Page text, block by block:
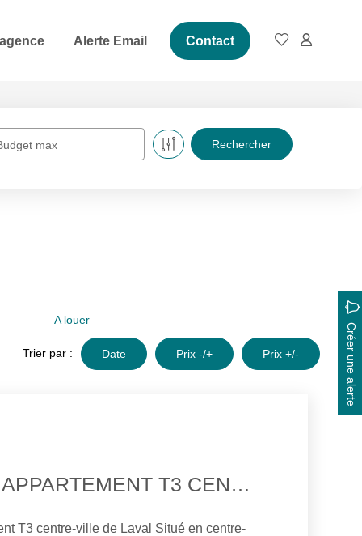
Alerte Email Contact
max
A louer
Créer une alerte
Trier par : Date Prix -/+ Prix +/-
À VENDRE ? APPARTEMENT T3 CENTRE-VILLE DE LAVAL
ville de Laval Situé en centre-